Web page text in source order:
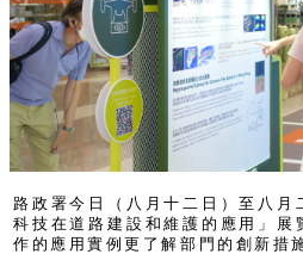
路政署今日（八月十二日）至八月
科技在道路建設和維護的應用」展
作的應用實例更了解部門的創新措